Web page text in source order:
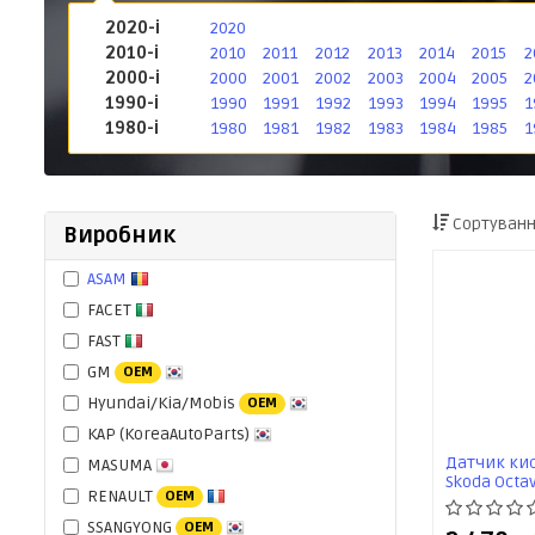
2020-і
2020
2010-і
2010 2011 2012 2013 2014 2015
2000-і
2000 2001 2002 2003 2004 2005
1990-і
1990 1991 1992 1993 1994 1995
1980-і
1980 1981 1982 1983 1984 1985
Виробник
ASAM
FACET
FAST
GM
OEM
Hyundai/Kia/Mobis OEM
KAP (KoreaAutoParts)
MASUMA
RENAULT
OEM
SSANGYONG OEM
Датчик
Skoda
(06-11)/Audi